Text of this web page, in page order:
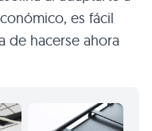
es fácil
de hacerse ahora